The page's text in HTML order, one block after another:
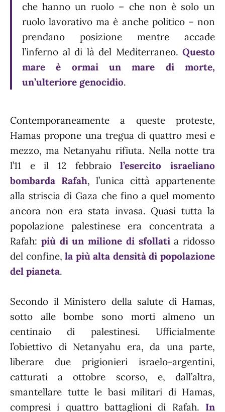
che hanno un ruolo – che non è solo un
ruolo lavorativo ma è anche politico – non
prendano posizione mentre accade
l’inferno al di là del Mediterraneo. Questo
mare è ormai un mare di morte,
un’ulteriore genocidio.
Contemporaneamente a queste proteste,
Hamas propone una tregua di quattro mesi e
mezzo, ma Netanyahu rifiuta. Nella notte tra
l’11 e il 12 febbraiol’esercito israeliano
bombarda Rafah, l’unica città appartenente
alla striscia di Gaza che fino a quel momento
ancora non era stata invasa. Quasi tutta la
popolazione palestinese era concentrata a
Rafah: più di un milione di sfollatia ridosso
del confine,la più alta densità di popolazione
del pianeta.
Secondo il Ministero della salute di Hamas,
sotto alle bombe sono morti almeno un
centinaio di palestinesi. Ufficialmente
l’obiettivo di Netanyahu era, da una parte,
liberare due prigionieri israelo-argentini,
catturati a ottobre scorso, e, dall’altra,
smantellare tutte le basi militari di Hamas,
compresi i quattro battaglioni di Rafah. In